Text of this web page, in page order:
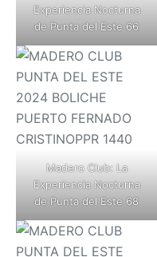
Experiencia Nocturna
de Punta del Este 66
Madero Club: La
Experiencia Nocturna
de Punta del Este 68